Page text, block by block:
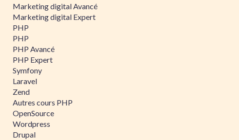
Marketing digital Avancé
Marketing digital Expert
PHP
PHP
PHP Avancé
PHP Expert
Symfony
Laravel
Zend
Autres cours PHP
OpenSource
Wordpress
Drupal